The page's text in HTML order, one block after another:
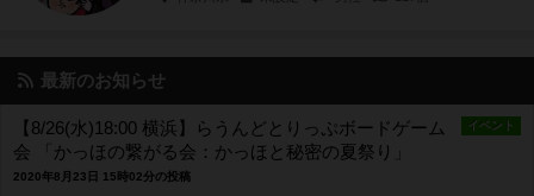
最新のお知らせ
イベント
【8/26(水)18:00 横浜】らうんどとりっぷボードゲーム
会 「かっほの繋がる会：かっほと秘密の夏祭り」
2020年8月23日 15時02分の投稿